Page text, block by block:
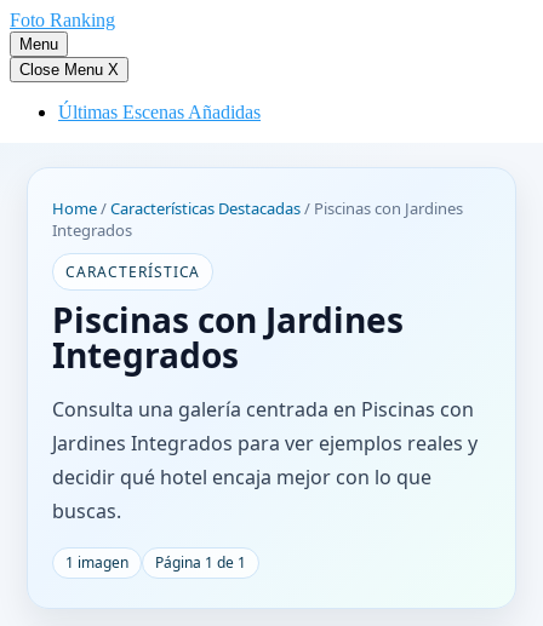
Saltar
al
contenido
Foto Ranking
Menu
Close Menu X
Últimas Escenas Añadidas
Home/Características Destacadas/ Piscinas con Jardines
Integrados
CARACTERÍSTICA
Piscinas con Jardines
Integrados
Consulta una galería centrada en Piscinas con
Jardines Integrados para ver ejemplos reales y
decidir qué hotel encaja mejor con lo que
buscas.
1 imagen Página 1 de 1